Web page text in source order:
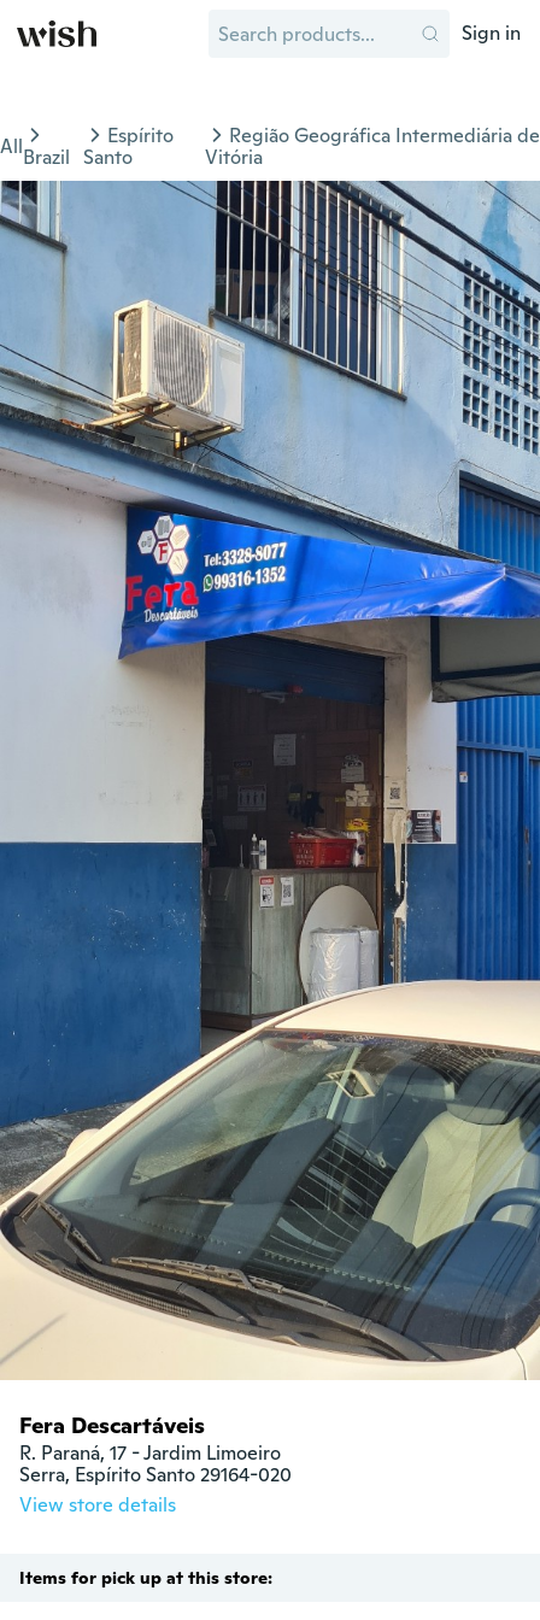
Sign in
AllBrazil
Espírito
Santo
Região Geográfica Intermediária de
Vitória
Fera Descartáveis
R. Paraná, 17 - Jardim Limoeiro
Serra, Espírito Santo 29164-020
View store details
Items for pick up at this store: